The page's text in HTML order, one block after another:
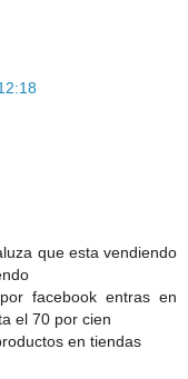
que esta vendiendo
facebook entras en
el 70 por cien
en tiendas